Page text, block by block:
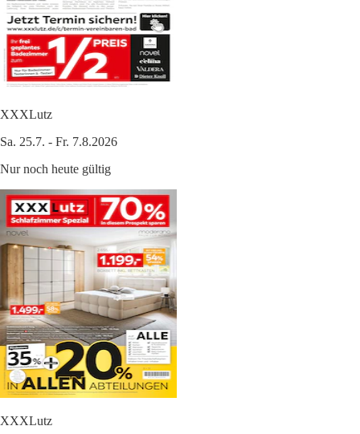
XXXLutz
Sa. 25.7. - Fr. 7.8.2026
Nur noch heute gültig
XXXLutz